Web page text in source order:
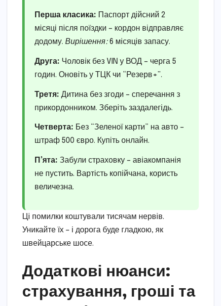
Перша класика: Паспорт дійсний 2
місяці після поїздки – кордон відправляє
додому. Вирішення:6 місяців запасу.
Друга: Чоловік без VIN у ВОД – черга 5
годин. Оновіть у ТЦК чи “Резерв+”.
Третя: Дитина без згоди – сперечання з
прикордонником. Зберіть заздалегідь.
Четверта: Без “Зеленої карти” на авто –
штраф 500 євро. Купіть онлайн.
П’ята: Забули страховку – авіакомпанія
не пустить. Вартість копійчана, користь
величезна.
Ці помилки коштували тисячам нервів.
Уникайте їх – і дорога буде гладкою, як
швейцарське шосе.
Додаткові нюанси:
страхування, гроші та